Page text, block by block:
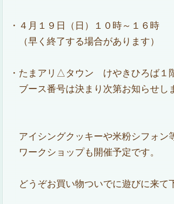
・ ４月１９日（日）１０時～１６時
（早く終了する場合があります）
・たまアリ△タウン けやきひろば１
ブース番号は決まり次第お知らせし
アイシングクッキーや米粉シフォン
ワークショップも開催予定です。
どうぞお買い物ついでに遊びに来て